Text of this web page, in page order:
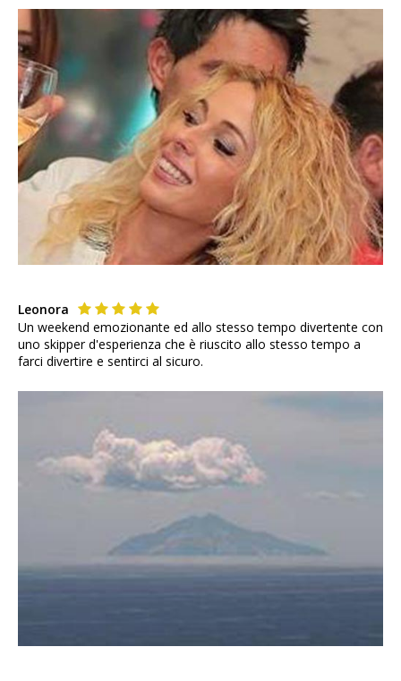
Leonora
Un weekend emozionante ed allo stesso tempo divertente con
uno skipper d'esperienza che è riuscito allo stesso tempo a
farci divertire e sentirci al sicuro.